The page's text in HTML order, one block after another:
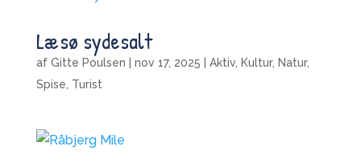
Læsø sydesalt
af Gitte Poulsen nov 17, 2025 Aktiv, Kultur, Natur,
Spise Turist